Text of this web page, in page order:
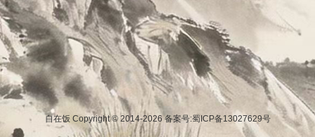
自在饭 Copyright © 2014-2026备案号:蜀ICP备13027629号